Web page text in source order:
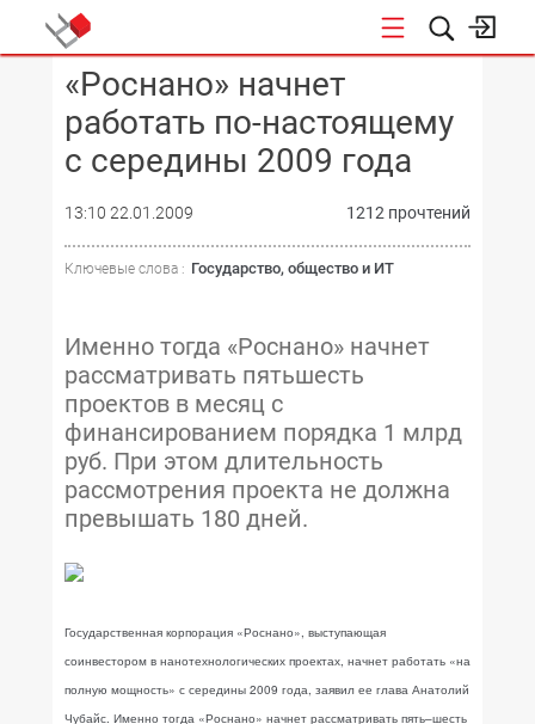
КОНФЕРЕНЦИИ
«Роснано» начнет
работать по-настоящему
с середины 2009 года
13:10 22.01.2009 1212 прочтений
Ключевые слова : Государство, общество и ИТ
Именно тогда «Роснано» начнет
рассматривать пятьшесть
проектов в месяц с
финансированием порядка 1 млрд
руб. При этом длительность
рассмотрения проекта не должна
превышать 180 дней.
Государственная корпорация «Роснано», выступающая
соинвестором в нанотехнологических проектах, начнет работать «на
полную мощность» с середины 2009 года, заявил ее глава Анатолий
Чубайс. Именно тогда «Роснано» начнет рассматривать пять–шесть